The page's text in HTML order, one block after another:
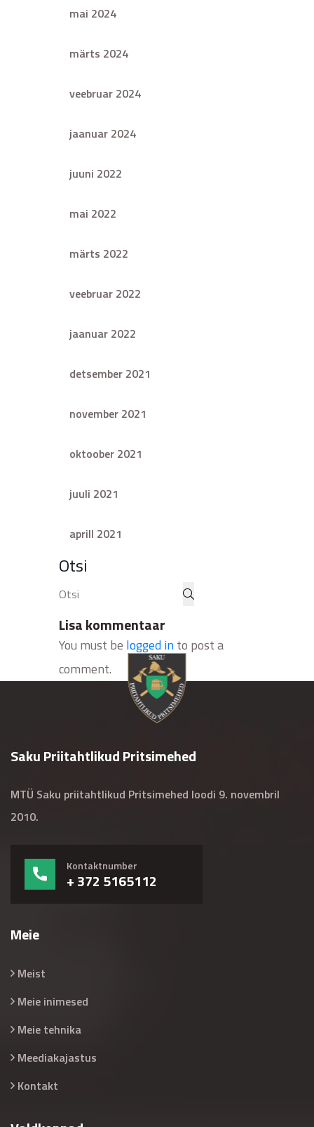
mai 2024
märts 2024
veebruar 2024
jaanuar 2024
juuni 2022
mai 2022
märts 2022
veebruar 2022
jaanuar 2022
detsember 2021
november 2021
oktoober 2021
juuli 2021
aprill 2021
Otsi
Lisa kommentaar
You must be logged into post a
comment.
Saku Priitahtlikud Pritsimehed
MTÜ Saku priitahtlikud Pritsimehed loodi 9. novembril
2010.
Kontaktnumber
+ 372 5165112
Meie
Meist
Meie inimesed
Meie tehnika
Meediakajastus
Kontakt